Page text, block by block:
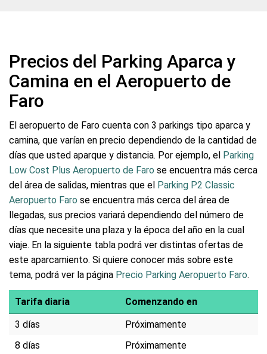
Precios del Parking Aparca y
Camina en el Aeropuerto de
Faro
El aeropuerto de Faro cuenta con 3 parkings tipo aparca y
camina, que varían en precio dependiendo de la cantidad de
días que usted aparque y distancia. Por ejemplo, el Parking
Low Cost Plus Aeropuerto de Faro se encuentra más cerca
del área de salidas, mientras que el Parking P2 Classic
Aeropuerto Faro se encuentra más cerca del área de
llegadas, sus precios variará dependiendo del número de
días que necesite una plaza y la época del año en la cual
viaje. En la siguiente tabla podrá ver distintas ofertas de
este aparcamiento. Si quiere conocer más sobre este
tema, podrá ver la página Precio Parking Aeropuerto Faro.
Tarifa diaria
Comenzando en
3 días
Próximamente
8 días
Próximamente